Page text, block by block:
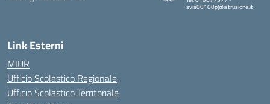
svis00100p@istruzione.it
— Visita la pagina iniziale della
Link Esterni
MIUR
Ufficio Scolastico Regionale
Ufficio Scolastico Territoriale